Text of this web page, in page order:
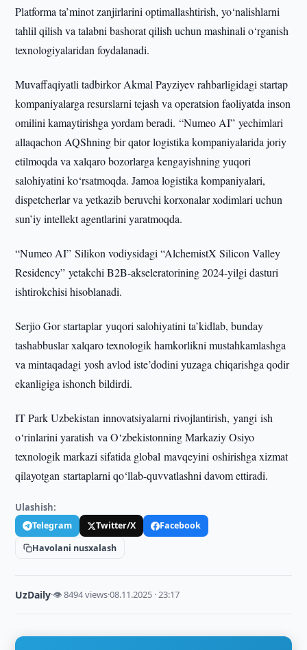
Platforma ta’minot zanjirlarini optimallashtirish, yo‘nalishlarni
tahlil qilish va talabni bashorat qilish uchun mashinali o‘rganish
texnologiyalaridan foydalanadi.
Muvaffaqiyatli tadbirkor Akmal Payziyev rahbarligidagi startap
kompaniyalarga resurslarni tejash va operatsion faoliyatda inson
omilini kamaytirishga yordam beradi. “Numeo AI” yechimlari
allaqachon AQShning bir qator logistika kompaniyalarida joriy
etilmoqda va xalqaro bozorlarga kengayishning yuqori
salohiyatini ko‘rsatmoqda. Jamoa logistika kompaniyalari,
dispetcherlar va yetkazib beruvchi korxonalar xodimlari uchun
sun’iy intellekt agentlarini yaratmoqda.
“Numeo AI” Silikon vodiysidagi “AlchemistX Silicon Valley
Residency” yetakchi B2B-akseleratorining 2024-yilgi dasturi
ishtirokchisi hisoblanadi.
Serjio Gor startaplar yuqori salohiyatini ta’kidlab, bunday
tashabbuslar xalqaro texnologik hamkorlikni mustahkamlashga
va mintaqadagi yosh avlod iste’dodini yuzaga chiqarishga qodir
ekanligiga ishonch bildirdi.
IT Park Uzbekistan innovatsiyalarni rivojlantirish, yangi ish
o‘rinlarini yaratish va O‘zbekistonning Markaziy Osiyo
texnologik markazi sifatida global mavqeyini oshirishga xizmat
qilayotgan startaplarni qo‘llab-quvvatlashni davom ettiradi.
Ulashish:
Telegram Twitter/X
Facebook
Havolani nusxalash
UzDaily·👁 8494 views·08.11.2025 · 23:17